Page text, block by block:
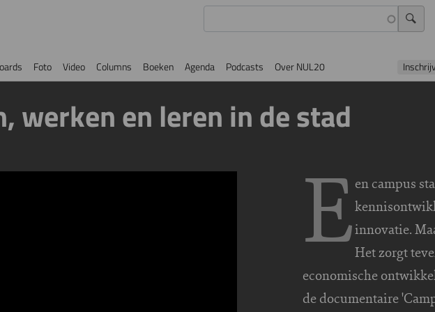
Foto Video Columns Boeken Agenda Podcasts Over NUL20
werken en leren in de stad
Een campus
innovatie.
Het zorgt
economische
de documentaire